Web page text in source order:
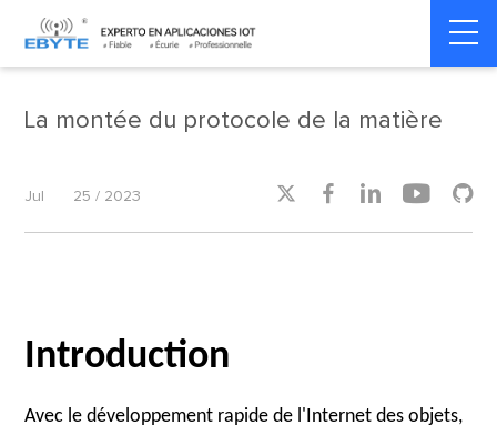
Home > Industry dynamics > Industry dynamics
La montée du protocole de la matière
Jul 25 / 2023     
Introduction
Avec le développement rapide de l'Internet des objets,